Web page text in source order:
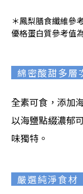
＊鳳梨膳食纖維參
優格蛋白質參考值
綿密酸甜多層
全素可食，添加
以海鹽點綴濃郁
味獨特。
嚴選純淨食材